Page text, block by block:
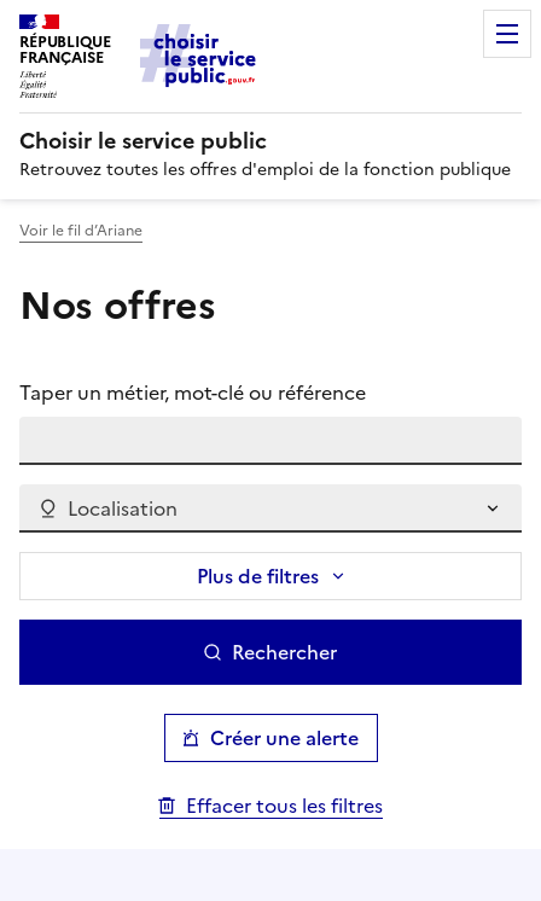
RÉPUBLIQUE
FRANÇAISE
Choisir le service public
Retrouvez toutes les offres d'emploi de la fonction publique
Voir le fil d’Ariane
Nos offres
Taper un métier, mot-clé ou référence
Localisation
Plus de filtres
Rechercher
Créer une alerte
Effacer tous les filtres